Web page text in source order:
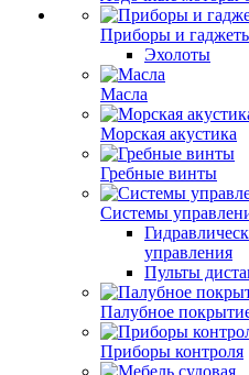
Приборы и
Эхолоты
Масла
Морская акустика
Гребные винты
Системы
управления
Пульты
Палубное
Приборы контроля